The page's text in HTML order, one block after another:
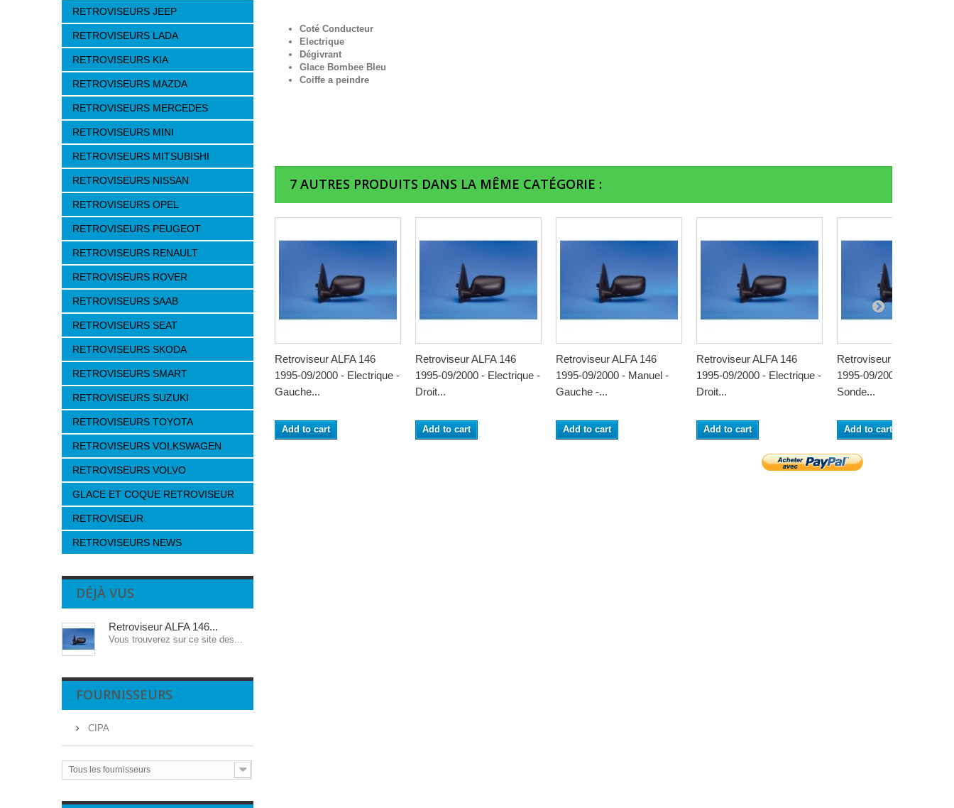
RETROVISEURS JEEP
RETROVISEURS LADA
RETROVISEURS KIA
RETROVISEURS MAZDA
RETROVISEURS MERCEDES
RETROVISEURS MINI
RETROVISEURS MITSUBISHI
RETROVISEURS NISSAN
RETROVISEURS OPEL
RETROVISEURS PEUGEOT
RETROVISEURS RENAULT
RETROVISEURS ROVER
RETROVISEURS SAAB
RETROVISEURS SEAT
RETROVISEURS SKODA
RETROVISEURS SMART
RETROVISEURS SUZUKI
RETROVISEURS TOYOTA
RETROVISEURS VOLKSWAGEN
RETROVISEURS VOLVO
GLACE ET COQUE RETROVISEUR
RETROVISEUR
RETROVISEURS NEWS
DÉJÀ VUS
Retroviseur ALFA 146...
Vous trouverez sur ce site des...
FOURNISSEURS
CIPA
Tous les fournisseurs
Coté Conducteur
Electrique
Dégivrant
Glace Bombee Bleu
Coiffe a peindre
7 AUTRES PRODUITS DANS LA MÊME CATÉGORIE :
Retroviseur ALFA 146
1995-09/2000 - Electrique -
Gauche...
Add to cart
Retroviseur ALFA 146
1995-09/2000 - Electrique -
Droit...
Add to cart
Retroviseur ALFA 146
1995-09/2000 - Manuel -
Gauche -...
Add to cart
Retroviseur ALFA 146
1995-09/2000 - Electrique -
Droit...
Add to cart
Retroviseur ALFA 146
1995-09/2000 -
Sonde...
Add to cart